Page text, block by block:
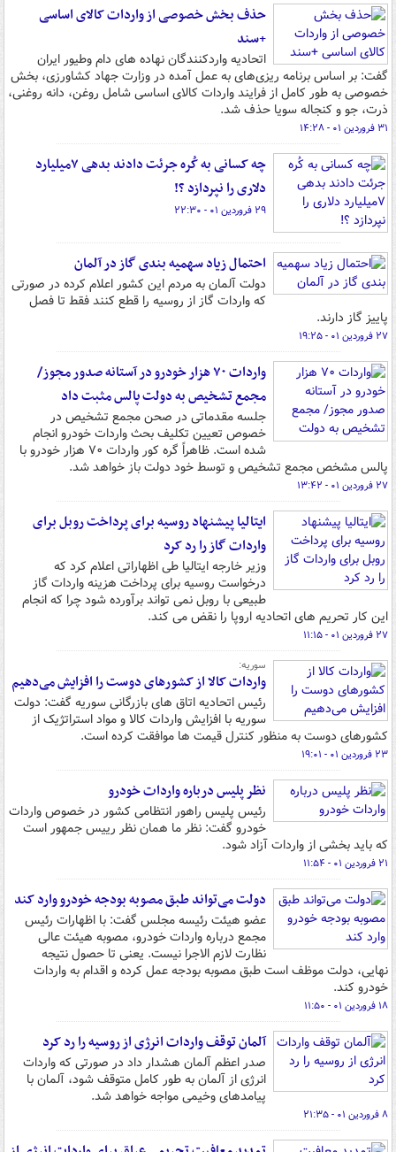
حذف بخش خصوصی از واردات کالای اساسی
+سند
اتحادیه واردکنندگان نهاده های دام وطیور ایران
گفت: بر اساس برنامه ‌ریزی‌های به عمل آمده در وزارت جهاد کشاورزی، بخش
خصوصی به طور کامل از فرایند واردات کالای اساسی شامل روغن، دانه روغنی،
ذرت، جو و کنجاله سویا حذف شد.
۳۱ فروردین ۰۱ - ۱۴:۲۸
چه کسانی به کُره جرئت دادند بدهی ۷میلیارد
دلاری را نپردازد ؟!
۲۹ فروردین ۰۱ - ۲۲:۳۰
احتمال زیاد سهمیه بندی گاز در آلمان
دولت آلمان به مردم این کشور اعلام کرده در صورتی
که واردات گاز از روسیه را قطع کنند فقط تا فصل
پاییز گاز دارند.
۲۷ فروردین ۰۱ - ۱۹:۲۵
واردات ۷۰ هزار خودرو در آستانه صدور مجوز/
مجمع تشخیص به دولت پالس مثبت داد
جلسه مقدماتی در صحن مجمع تشخیص در
خصوص تعیین تکلیف بحث واردات خودرو انجام
شده است. ظاهراً گره کور واردات ۷۰ هزار خودرو با
پالس مشخص مجمع تشخیص و توسط خود دولت باز خواهد شد.
۲۷ فروردین ۰۱ - ۱۳:۴۲
ایتالیا پیشنهاد روسیه برای پرداخت روبل برای
واردات گاز را رد کرد
وزیر خارجه ایتالیا طی اظهاراتی اعلام کرد که
درخواست روسیه برای پرداخت هزینه واردات گاز
طبیعی با روبل نمی تواند برآورده شود چرا که انجام
این کار تحریم های اتحادیه اروپا را نقض می کند.
۲۷ فروردین ۰۱ - ۱۱:۱۵
سوریه:
واردات کالا از کشورهای دوست را افزایش می‌دهیم
رئیس اتحادیه اتاق های بازرگانی سوریه گفت: دولت
سوریه با افزایش واردات کالا و مواد استراتژیک از
کشورهای دوست به منظور کنترل قیمت ها موافقت کرده است.
۲۳ فروردین ۰۱ - ۱۹:۰۱
نظر پلیس درباره واردات خودرو
رئیس پلیس راهور انتظامی کشور در خصوص واردات
خودرو گفت: نظر ما همان نظر رییس جمهور است
که باید بخشی از واردات آزاد شود.
۲۱ فروردین ۰۱ - ۱۱:۵۴
دولت می‌تواند طبق مصوبه بودجه خودرو وارد کند
عضو هیئت رئیسه مجلس گفت: با اظهارات رئیس
مجمع درباره واردات خودرو، مصوبه هیئت عالی
نظارت لازم الاجرا نیست. یعنی تا حصول نتیجه
نهایی، دولت موظف است طبق مصوبه بودجه عمل کرده و اقدام به واردات
خودرو کند.
۱۸ فروردین ۰۱ - ۱۱:۵۰
آلمان توقف واردات انرژی از روسیه را رد کرد
صدر اعظم آلمان هشدار داد در صورتی که واردات
انرژی از آلمان به طور کامل متوقف شود، آلمان با
پیامدهای وخیمی مواجه خواهد شد.
۸ فروردین ۰۱ - ۲۱:۳۵